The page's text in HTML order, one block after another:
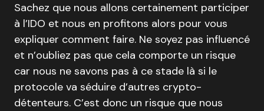
Sachez que nous allons certainement participer
à l’IDO et nous en profitons alors pour vous
expliquer comment faire. Ne soyez pas influencé
et n’oubliez pas que cela comporte un risque
car nous ne savons pas à ce stade là si le
protocole va séduire d’autres crypto-
détenteurs. C’est donc un risque que nous